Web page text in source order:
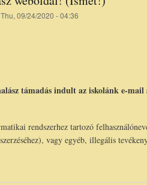
09/24/2020 - 04:36
támadás indult az iskolánk e-mail
rendszerhez tartozó
vagy egyéb, illegális